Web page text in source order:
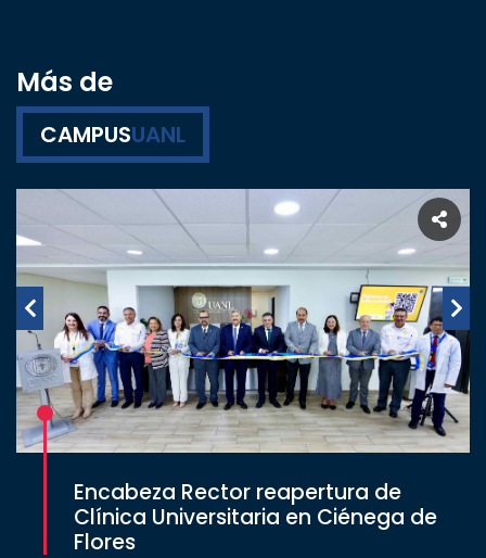
Más de
CAMPUSUANL
Encabeza Rector reapertura de
Clínica Universitaria en Ciénega de
Flores